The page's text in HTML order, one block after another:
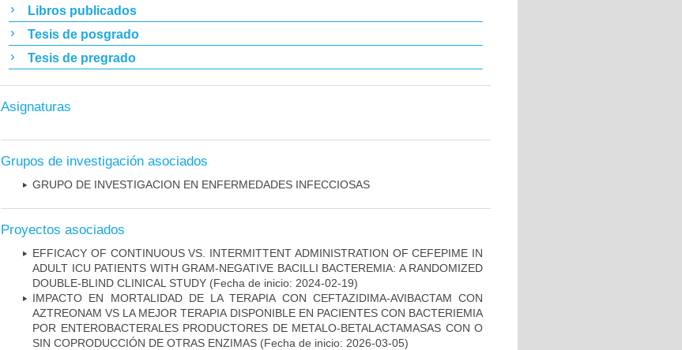
Libros publicados
Tesis de posgrado
Tesis de pregrado
Asignaturas
Grupos de investigación asociados
GRUPO DE INVESTIGACION EN ENFERMEDADES INFECCIOSAS
Proyectos asociados
EFFICACY OF CONTINUOUS VS. INTERMITTENT ADMINISTRATION OF CEFEPIME IN
ADULT ICU PATIENTS WITH GRAM-NEGATIVE BACILLI BACTEREMIA: A RANDOMIZED
DOUBLE-BLIND CLINICAL STUDY (Fecha de inicio: 2024-02-19)
IMPACTO EN MORTALIDAD DE LA TERAPIA CON CEFTAZIDIMA-AVIBACTAM CON
AZTREONAM VS LA MEJOR TERAPIA DISPONIBLE EN PACIENTES CON BACTERIEMIA
POR ENTEROBACTERALES PRODUCTORES DE METALO-BETALACTAMASAS CON O
SIN COPRODUCCIÓN DE OTRAS ENZIMAS (Fecha de inicio: 2026-03-05)